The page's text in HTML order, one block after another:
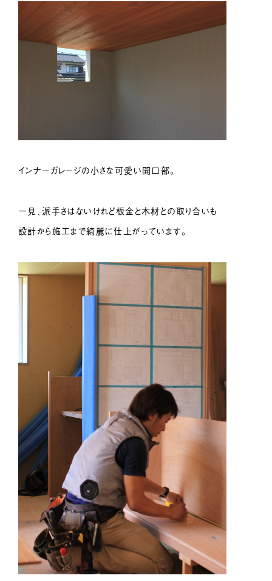
インナーガレージの小さな可愛い開口部。
一見、派手さはないけれど板金と木材との取り合いも
設計から施工まで綺麗に仕上がっています。